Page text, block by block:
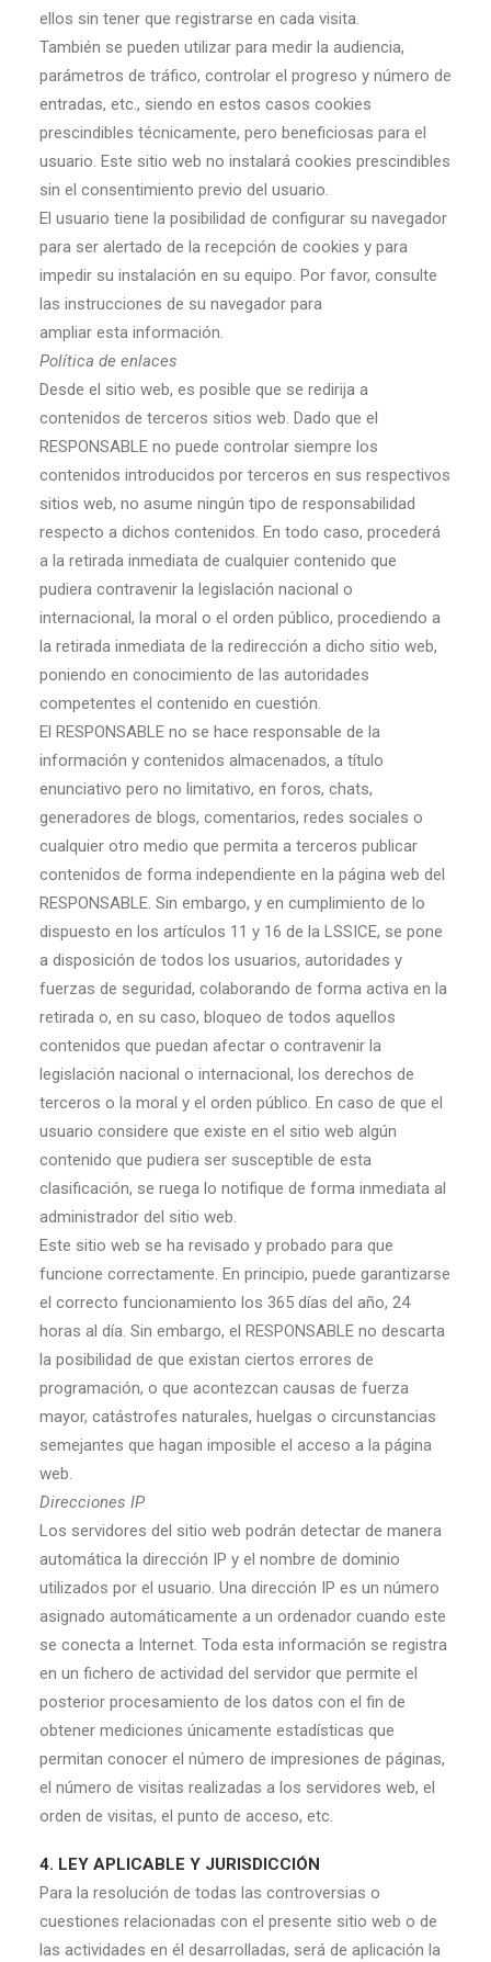
ellos sin tener que registrarse en cada visita.
También se pueden utilizar para medir la audiencia,
parámetros de tráfico, controlar el progreso y número de
entradas, etc., siendo en estos casos cookies
prescindibles técnicamente, pero beneficiosas para el
usuario. Este sitio web no instalará cookies prescindibles
sin el consentimiento previo del usuario.
El usuario tiene la posibilidad de configurar su navegador
para ser alertado de la recepción de cookies y para
impedir su instalación en su equipo. Por favor, consulte
las instrucciones de su navegador para
ampliar esta información.
Política de enlaces
Desde el sitio web, es posible que se redirija a
contenidos de terceros sitios web. Dado que el
RESPONSABLE no puede controlar siempre los
contenidos introducidos por terceros en sus respectivos
sitios web, no asume ningún tipo de responsabilidad
respecto a dichos contenidos. En todo caso, procederá
a la retirada inmediata de cualquier contenido que
pudiera contravenir la legislación nacional o
internacional, la moral o el orden público, procediendo a
la retirada inmediata de la redirección a dicho sitio web,
poniendo en conocimiento de las autoridades
competentes el contenido en cuestión.
El RESPONSABLE no se hace responsable de la
información y contenidos almacenados, a título
enunciativo pero no limitativo, en foros, chats,
generadores de blogs, comentarios, redes sociales o
cualquier otro medio que permita a terceros publicar
contenidos de forma independiente en la página web del
RESPONSABLE. Sin embargo, y en cumplimiento de lo
dispuesto en los artículos 11 y 16 de la LSSICE, se pone
a disposición de todos los usuarios, autoridades y
fuerzas de seguridad, colaborando de forma activa en la
retirada o, en su caso, bloqueo de todos aquellos
contenidos que puedan afectar o contravenir la
legislación nacional o internacional, los derechos de
terceros o la moral y el orden público. En caso de que el
usuario considere que existe en el sitio web algún
contenido que pudiera ser susceptible de esta
clasificación, se ruega lo notifique de forma inmediata al
administrador del sitio web.
Este sitio web se ha revisado y probado para que
funcione correctamente. En principio, puede garantizarse
el correcto funcionamiento los 365 días del año, 24
horas al día. Sin embargo, el RESPONSABLE no descarta
la posibilidad de que existan ciertos errores de
programación, o que acontezcan causas de fuerza
mayor, catástrofes naturales, huelgas o circunstancias
semejantes que hagan imposible el acceso a la página
web.
Direcciones IP
Los servidores del sitio web podrán detectar de manera
automática la dirección IP y el nombre de dominio
utilizados por el usuario. Una dirección IP es un número
asignado automáticamente a un ordenador cuando este
se conecta a Internet. Toda esta información se registra
en un fichero de actividad del servidor que permite el
posterior procesamiento de los datos con el fin de
obtener mediciones únicamente estadísticas que
permitan conocer el número de impresiones de páginas,
el número de visitas realizadas a los servidores web, el
orden de visitas, el punto de acceso, etc.
4. LEY APLICABLE Y JURISDICCIÓN
Para la resolución de todas las controversias o
cuestiones relacionadas con el presente sitio web o de
las actividades en él desarrolladas, será de aplicación la